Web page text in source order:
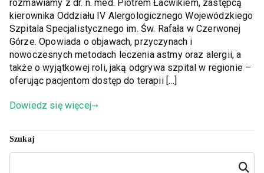
rozmawiamy z dr. n. med. Piotrem Łacwikiem, zastępcą
kierownika Oddziału IV Alergologicznego Wojewódzkiego
Szpitala Specjalistycznego im. Św. Rafała w Czerwonej
Górze. Opowiada o objawach, przyczynach i
nowoczesnych metodach leczenia astmy oraz alergii, a
także o wyjątkowej roli, jaką odgrywa szpital w regionie –
oferując pacjentom dostęp do terapii […]
Dowiedz się więcej
Szukaj
Szukaj